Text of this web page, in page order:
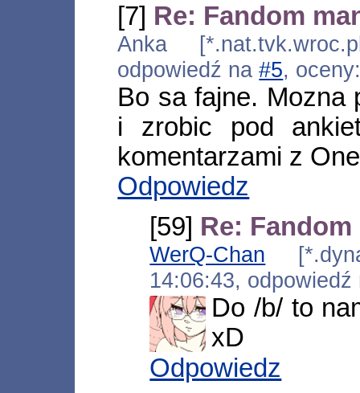
[7] Re: Fandom
Anka
odpowiedź na#5,
Bo sa fajne. Mozna
i zrobic pod
komentarzami z
Odpowiedz
[59] Re:
WerQ-Chan
14:06:43,
Do /b/ to
xD
Odpowiedz